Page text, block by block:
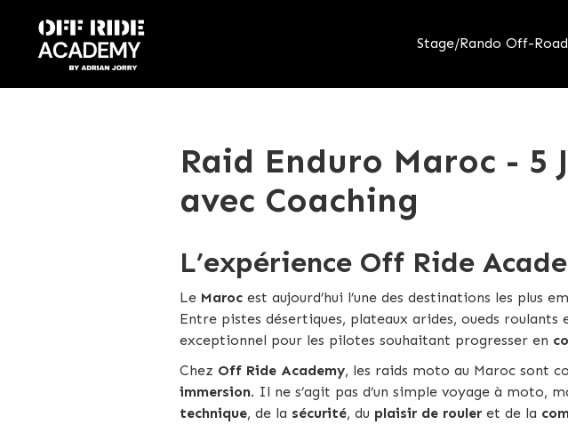
Stage/Rando Off-Road
Raid Enduro Maroc - 5
avec Coaching
L’expérience Off Ride
Le Maroc est aujourd’hui l’une des destinations les plus
Entre pistes désertiques, plateaux arides, oueds
exceptionnel pour les pilotes souhaitant progresser en
Chez Off Ride Academy, les raids moto au Maroc sont
immersion. Il ne s’agit pas d’un simple voyage à moto,
technique, de la sécurité, du plaisir de rouler et de la